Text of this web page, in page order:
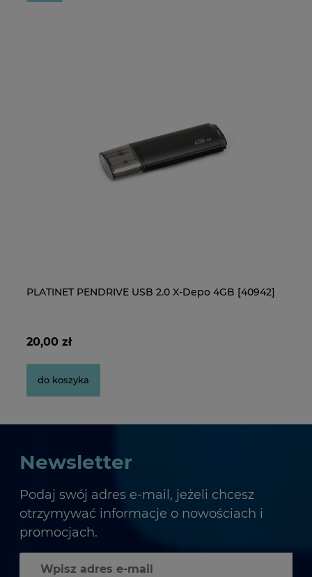
PLATINET PENDRIVE USB 2.0 X-Depo 4GB [40942]
20,00 zł
do koszyka
Pudełko na płyty CD/DVD
2,80 zł
do koszyka
Newsletter
Podaj swój adres e-mail, jeżeli chcesz
otrzymywać informacje o nowościach i
promocjach.